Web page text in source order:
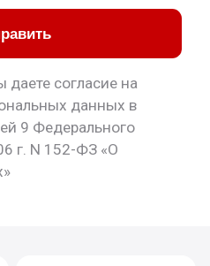
согласие на
данных в
9 Федерального
г. N 152-ФЗ «О